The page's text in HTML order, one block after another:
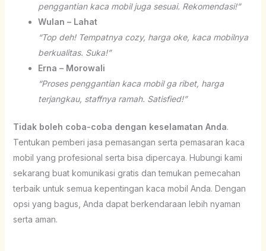
penggantian kaca mobil juga sesuai. Rekomendasi!”
Wulan – Lahat
“Top deh! Tempatnya cozy, harga oke, kaca mobilnya
berkualitas. Suka!”
Erna – Morowali
“Proses penggantian kaca mobil ga ribet, harga
terjangkau, staffnya ramah. Satisfied!”
Tidak boleh coba-coba dengan keselamatan Anda.
Tentukan pemberi jasa pemasangan serta pemasaran kaca
mobil yang profesional serta bisa dipercaya. Hubungi kami
sekarang buat komunikasi gratis dan temukan pemecahan
terbaik untuk semua kepentingan kaca mobil Anda. Dengan
opsi yang bagus, Anda dapat berkendaraan lebih nyaman
serta aman.